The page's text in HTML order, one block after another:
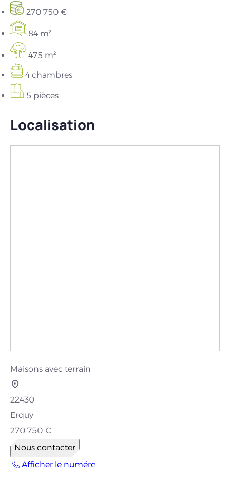
270 750 €
84 m²
475 m²
4 chambres
5 pièces
Localisation
Maisons avec terrain
22430
Erquy
270 750 €
Nous contacter
Afficher le numéro